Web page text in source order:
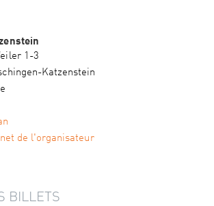
1-3
Katzenstein
de l'organisateur
BILLETS